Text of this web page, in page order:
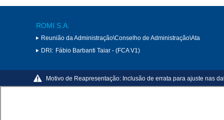
ROMI S.A.
Reunião da Administração\Conselho de Administração\Ata
DRI: Fábio Barbanti Taiar - (FCA V1)
Motivo de Reapresentação: Inclusão de errata para ajuste nas